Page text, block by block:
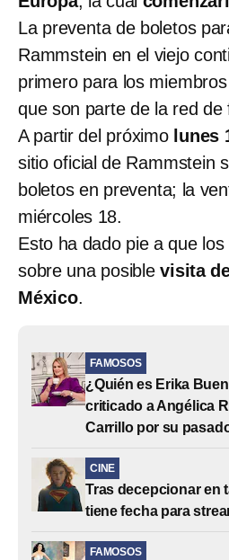
La preventa de boletos
Rammstein en el viejo
primero para los
que son parte de la red de
A partir del próximolunes
sitio oficial de Rammstein
boletos en preventa; la
miércoles 18.
Esto ha dado pie a que
sobre una posiblevisita
México.
FAMOSOS
¿Quién es Erika
criticado a Angélica
Carrillo por su
CINE
Tras decepcionar en
tiene fecha para
FAMOSOS